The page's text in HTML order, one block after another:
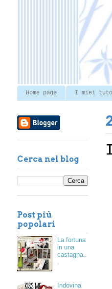
Home page I miei
Cerca nel blog
Post più
popolari
La fortuna
in una
castagna..
.
Indovina